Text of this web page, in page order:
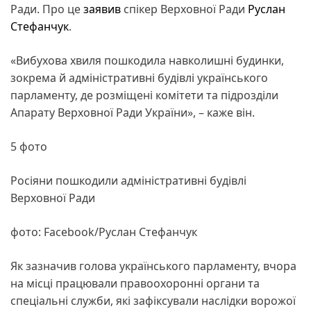
Ради. Про цезаявив спікер Верховної Ради Руслан
Стефанчук.
«Вибухова хвиля пошкодила навколишні будинки,
зокрема й адміністративні будівлі українського
парламенту, де розміщені комітети та підрозділи
Апарату Верховної Ради України», – каже він.
5 фото
Росіяни пошкодили адміністративні будівлі
Верховної Ради
фото: Facebook/Руслан Стефанчук
Як зазначив голова українського парламенту, вчора
на місці працювали правоохоронні органи та
спеціальні служби, які зафіксували наслідки ворожої